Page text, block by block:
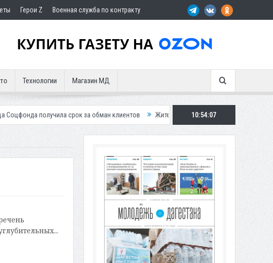
Герои Z Военная служба по контракту
Технологии Магазин МД
срок за обман клиентов Жителей Дагестана приглашает в «Госуслуги Дом»
10:54:08